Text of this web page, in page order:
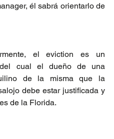
él sabrá orientarlo de
el eviction es un
cual el dueño de una
de la misma que la
debe estar justificada y
de la Florida.